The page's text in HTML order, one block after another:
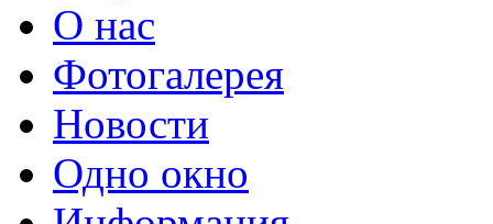
О нас
Фотогалерея
Новости
Одно окно